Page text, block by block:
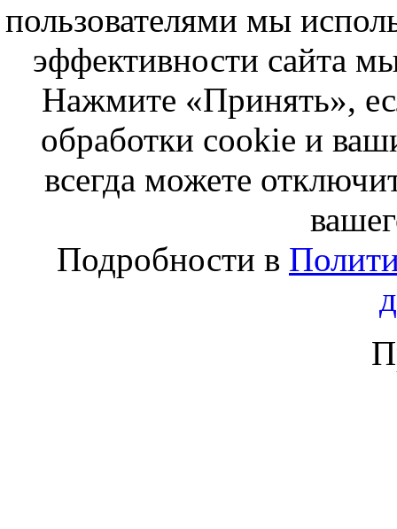
пользователями мы
эффективности сайта
Нажмите «Принять»,
обработки cookie и
всегда можете
Подробности в